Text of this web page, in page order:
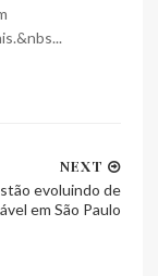
NEXT
evoluindo de
em São Paulo